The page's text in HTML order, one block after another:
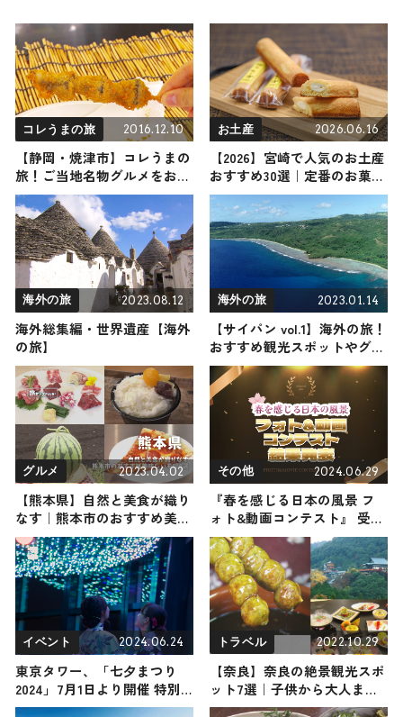
コレうまの旅 2016.12.10
【静岡・焼津市】コレうまの
旅！ご当地名物グルメをお届
け
お土産 2026.06.16
【2026】宮崎で人気のお土産
おすすめ30選｜定番のお菓
子・雑貨から宮崎でしか買え
ない限定品、女性向けまで幅
広く紹介
海外の旅 2023.08.12
海外総集編・世界遺産【海外
の旅】
海外の旅 2023.01.14
【サイパン vol.1】海外の旅！
おすすめ観光スポットやグル
メをリポート
グルメ 2023.04.02
【熊本県】自然と美食が織り
なす｜熊本市のおすすめ美味
しいもん4選
その他 2024.06.29
『春を感じる日本の風景 フ
ォト&動画コンテスト』 受賞
作品発表
イベント 2024.06.24
東京タワー、「七夕まつり
2024」7月1日より開催 特別
ライトアップで天の川に
トラベル 2022.10.29
【奈良】奈良の絶景観光スポ
ット7選｜子供から大人まで
楽しめるスポットをご紹介